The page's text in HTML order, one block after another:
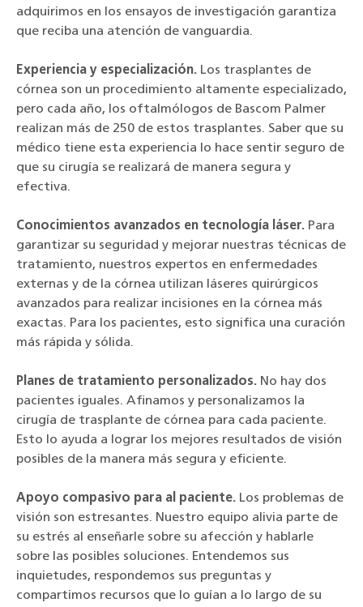
adquirimos en los ensayos de investigación garantiza
que reciba una atención de vanguardia.
Experiencia y especialización. Los trasplantes de
córnea son un procedimiento altamente especializado,
pero cada año, los oftalmólogos de Bascom Palmer
realizan más de 250 de estos trasplantes. Saber que su
médico tiene esta experiencia lo hace sentir seguro de
que su cirugía se realizará de manera segura y
efectiva.
Conocimientos avanzados en tecnología láser. Para
garantizar su seguridad y mejorar nuestras técnicas de
tratamiento, nuestros expertos en enfermedades
externas y de la córnea utilizan láseres quirúrgicos
avanzados para realizar incisiones en la córnea más
exactas. Para los pacientes, esto significa una curación
más rápida y sólida.
Planes de tratamiento personalizados. No hay dos
pacientes iguales. Afinamos y personalizamos la
cirugía de trasplante de córnea para cada paciente.
Esto lo ayuda a lograr los mejores resultados de visión
posibles de la manera más segura y eficiente.
Apoyo compasivo para al paciente. Los problemas de
visión son estresantes. Nuestro equipo alivia parte de
su estrés al enseñarle sobre su afección y hablarle
sobre las posibles soluciones. Entendemos sus
inquietudes, respondemos sus preguntas y
compartimos recursos que lo guían a lo largo de su